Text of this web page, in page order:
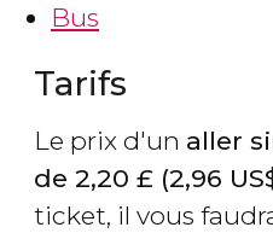
Bus
Tarifs
Le prix d'un aller
de 2,20 £ (2,96
ticket, il vous